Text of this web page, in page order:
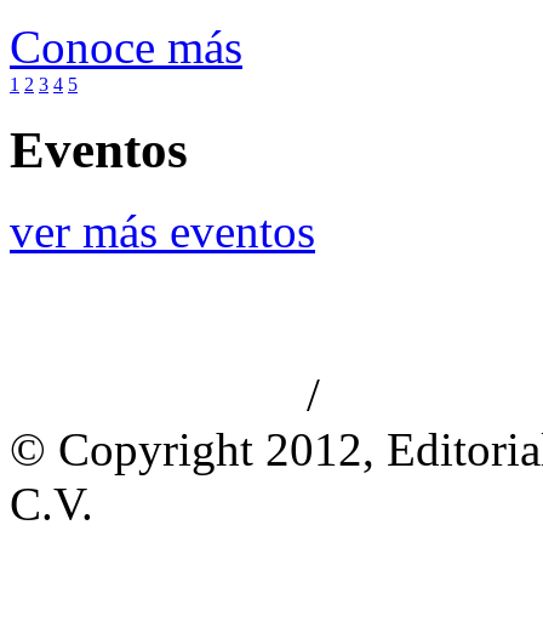
Conoce más
1 2 3 4 5
Eventos
ver más eventos
/
© Copyright 2012,
C.V.